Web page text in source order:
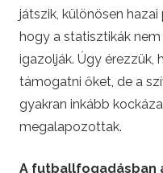
játszik, különösen hazai
hogy a statisztikák
igazolják. Úgy érezzük,
támogatni őket, de a
gyakran inkább
megalapozottak.
A futballfogadásban